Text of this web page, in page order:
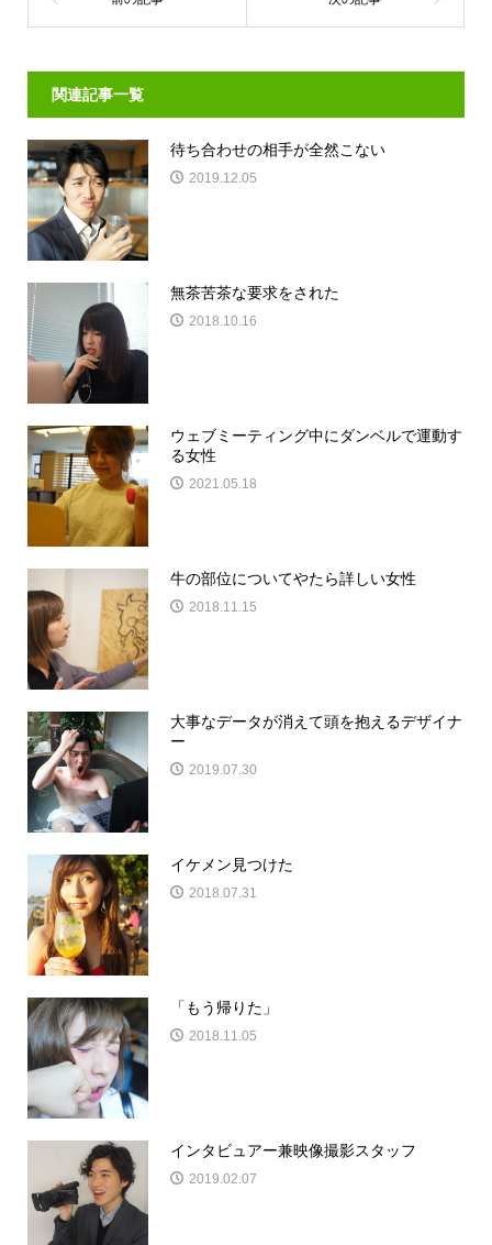
関連記事一覧
待ち合わせの相手が全然こない
2019.12.05
無茶苦茶な要求をされた
2018.10.16
ウェブミーティング中にダンベルで運動す
る女性
2021.05.18
牛の部位についてやたら詳しい女性
2018.11.15
大事なデータが消えて頭を抱えるデザイナ
ー
2019.07.30
イケメン見つけた
2018.07.31
「もう帰りた」
2018.11.05
インタビュアー兼映像撮影スタッフ
2019.02.07